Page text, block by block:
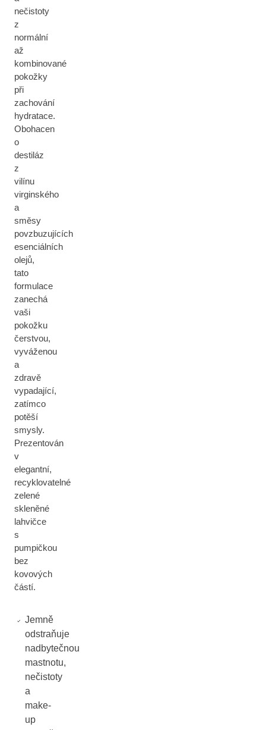
nečistoty
z
normální
až
kombinované
pokožky
při
zachování
hydratace.
Obohacen
o
destiláz
z
vilínu
virginského
a
směsy
povzbuzujících
esenciálních
olejů,
tato
formulace
zanechá
vaši
pokožku
čerstvou,
vyváženou
a
zdravě
vypadající,
zatímco
potěší
smysly.
Prezentován
v
elegantní,
recyklovatelné
zelené
skleněné
lahvičce
s
pumpičkou
bez
kovových
částí.
Jemně
odstraňuje
nadbytečnou
mastnotu,
nečistoty
a
make-
up